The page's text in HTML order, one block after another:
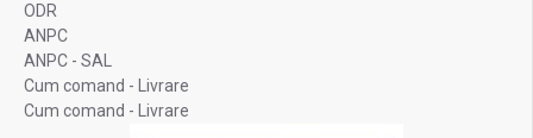
ODR
ANPC
ANPC - SAL
Cum comand - Livrare
Cum comand - Livrare